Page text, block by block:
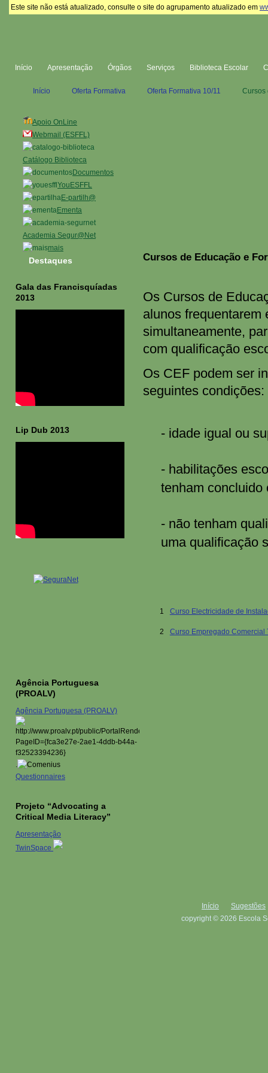
Este site não está atualizado, consulte o site do agrupamento atualizado em
Início Apresentação Órgãos Serviços Biblioteca Escolar
Apoio OnLine
Webmail (ESFFL)
Catálogo Biblioteca
Documentos
YouESFFL
E-partilh@
Ementa
Academia Segur@Net
mais
Início Oferta Formativa Oferta Formativa 10/11 Cursos
Cursos de Educação e
Os Cursos de
alunos frequentarem
simultaneamente,
com qualificação
Os CEF podem ser
seguintes condições:
- idade igual ou
- habilitações
tenham concluido
- não tenham
uma qualificação
1 Curso Electricidade de
2 Curso Empregado Comercial
Destaques
Gala das Francisquíadas
2013
Lip Dub 2013
Agência Portuguesa
(PROALV)
Agência Portuguesa (PROALV)
.
Questionnaires
Projeto “Advocating a
Critical Media Literacy”
Apresentação
TwinSpace
Início
Sugestões
copyright © 2026 Escola